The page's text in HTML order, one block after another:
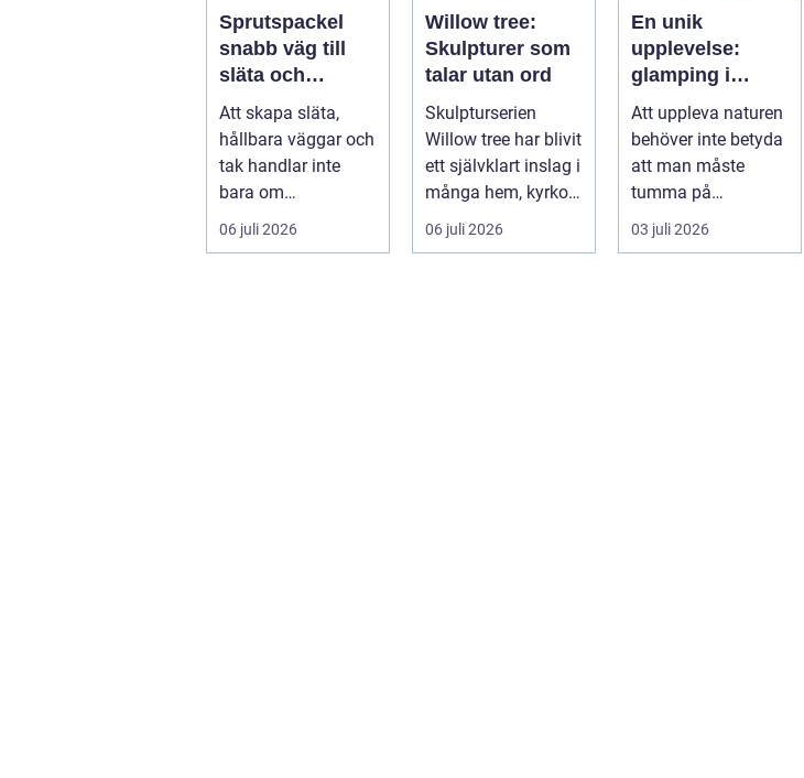
Sprutspackel
snabb väg till
släta och
hållbara ytor
Att skapa släta,
hållbara väggar och
tak handlar inte
bara om
hantverksskicklighe
t. Valet av materia...
06 juli 2026
Willow tree:
Skulpturer som
talar utan ord
Skulpturserien
Willow tree har blivit
ett självklart inslag i
många hem, kyrkor
och kapel...
06 juli 2026
En unik
upplevelse:
glamping i
Sverige
Att uppleva naturen
behöver inte betyda
att man måste
tumma på
bekvämligheten....
03 juli 2026